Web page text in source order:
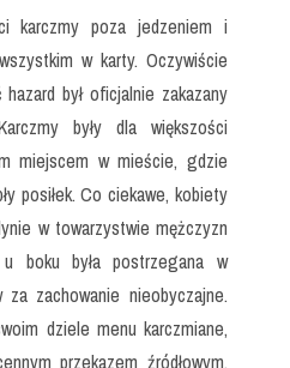
karczmy poza jedzeniem i
w karty. Oczywiście
był oficjalnie zakazany
były dla większości
miejscem w mieście, gdzie
posiłek. Co ciekawe, kobiety
w towarzystwie mężczyzn
boku była postrzegana w
zachowanie nieobyczajne.
dziele menu karczmiane,
przekazem źródłowym.